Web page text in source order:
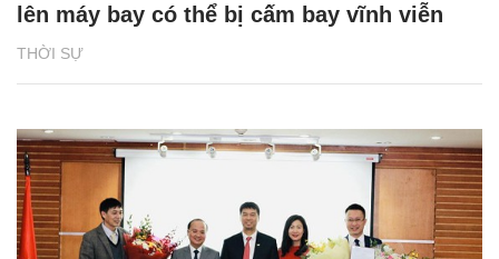
THỜI SỰ
lên máy bay có thể bị cấm bay vĩnh viễn